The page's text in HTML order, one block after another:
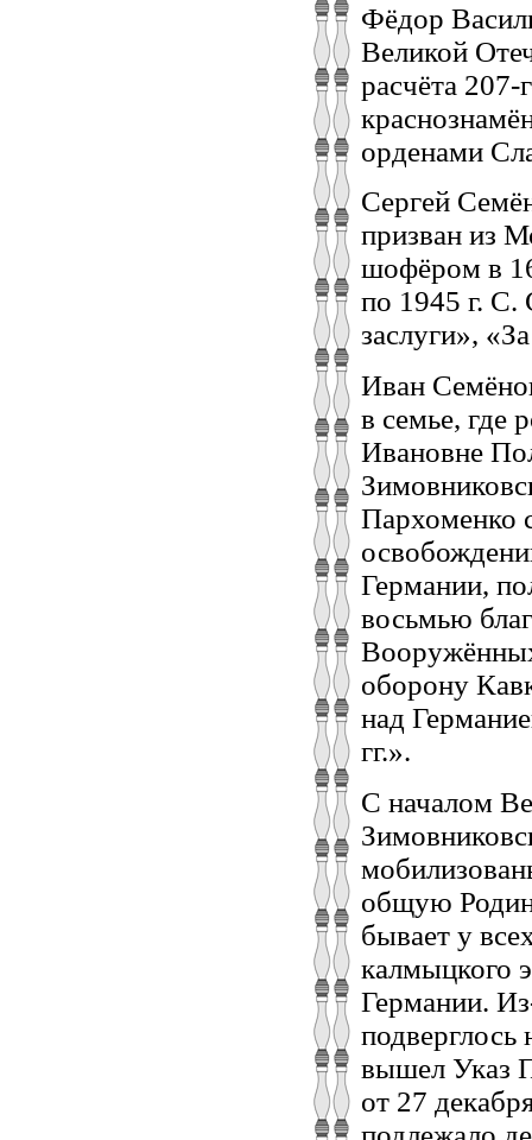
Фёдор
Великой
расчёта 207-
орденами
Сергей
призван из
шофёром в
по 1945 г. С.
заслуги»,
Иван
в семье, где
Ивановне
Пархоменко
Германии,
восьмью
оборону
над
гг.».
С началом
общую
бывает у
калмыцкого
Германии.
вышел Указ
от 27